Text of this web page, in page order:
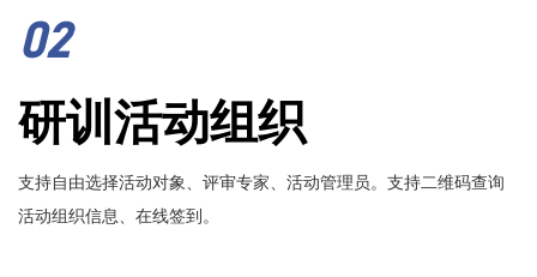
02
研训活动组织
支持自由选择活动对象、评审专家、活动管理员。支持二维码查询
活动组织信息、在线签到。